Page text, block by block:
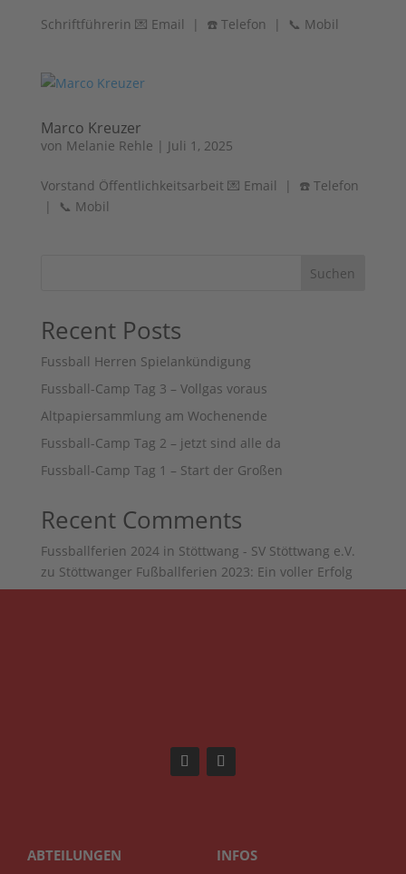
Schriftführerin 💌 Email | ☎️ Telefon | 📞 Mobil
Marco Kreuzer
von Melanie Rehle | Juli 1, 2025
Vorstand Öffentlichkeitsarbeit 💌 Email | ☎️ Telefon
| 📞 Mobil
Suchen
Recent Posts
Fussball Herren Spielankündigung
Fussball-Camp Tag 3 – Vollgas voraus
Altpapiersammlung am Wochenende
Fussball-Camp Tag 2 – jetzt sind alle da
Fussball-Camp Tag 1 – Start der Großen
Recent Comments
Fussballferien 2024 in Stöttwang - SV Stöttwang e.V.
zu Stöttwanger Fußballferien 2023: Ein voller Erfolg
ABTEILUNGEN
INFOS